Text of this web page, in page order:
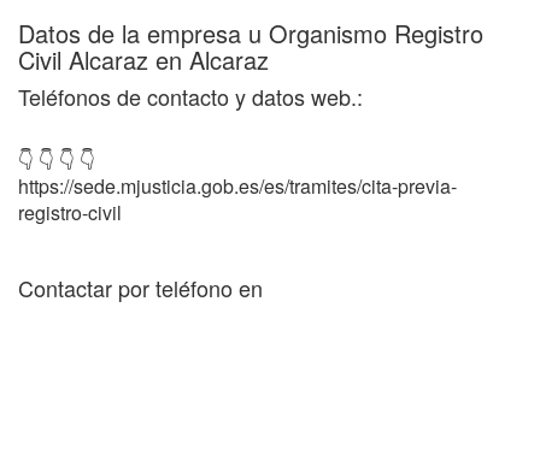
Datos de la empresa u Organismo Registro
Civil Alcaraz en Alcaraz
Teléfonos de contacto y datos web.:
👇 👇 👇 👇
https://sede.mjusticia.gob.es/es/tramites/cita-previa-
registro-civil
Contactar por teléfono en